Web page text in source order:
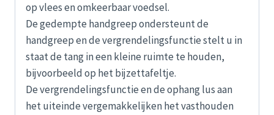
op vlees en omkeerbaar voedsel.
De gedempte handgreep ondersteunt de
handgreep en de vergrendelingsfunctie stelt u in
staat de tang in een kleine ruimte te houden,
bijvoorbeeld op het bijzettafeltje.
De vergrendelingsfunctie en de ophang lus aan
het uiteinde vergemakkelijken het vasthouden